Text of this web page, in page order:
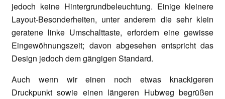
jedoch keine Hintergrundbeleuchtung. Einige kleinere
Layout-Besonderheiten, unter anderem die sehr klein
geratene linke Umschalttaste, erfordern eine gewisse
Eingewöhnungszeit; davon abgesehen entspricht das
Design jedoch dem gängigen Standard.
Auch wenn wir einen noch etwas knackigeren
Druckpunkt sowie einen längeren Hubweg begrüßen